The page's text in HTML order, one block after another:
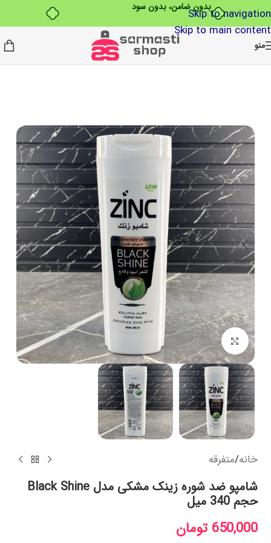
بدون ضامن، بدون سودSkip to navigation
Skip to main content
منو
بزرگنمایی تصویر
خانه/متفرقه
شامپو ضد شوره زینک مشکی مدل Black Shine
حجم 340 میل
650,000 تومان